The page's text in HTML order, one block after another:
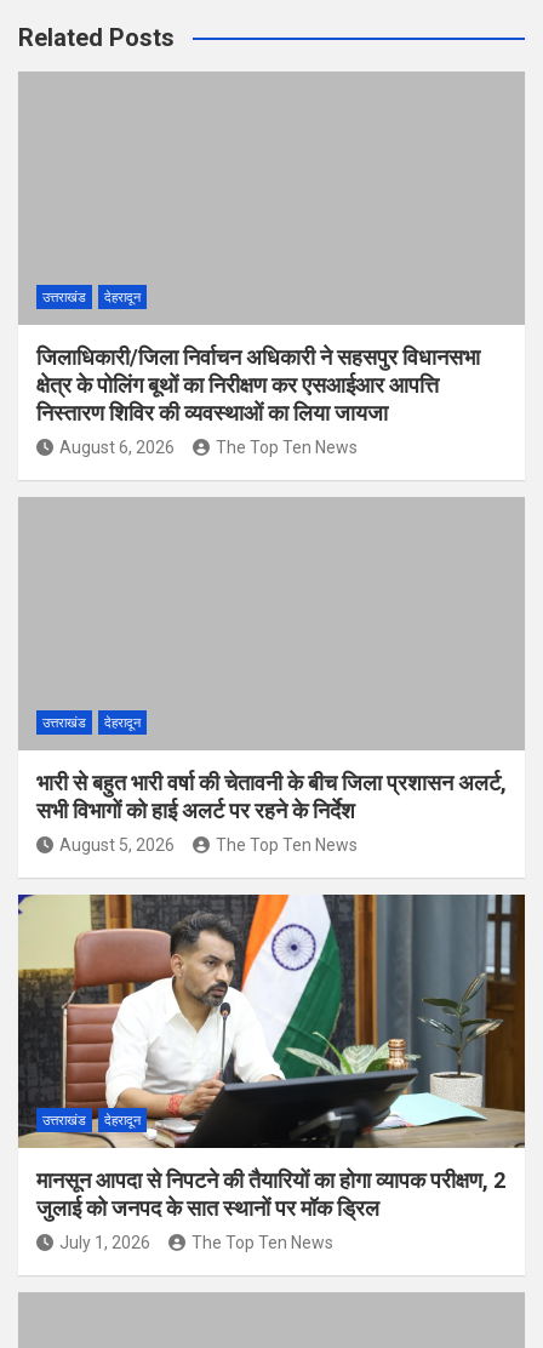
Related Posts
उत्तराखंड देहरादून
जिलाधिकारी/जिला निर्वाचन अधिकारी ने सहसपुर विधानसभा
क्षेत्र के पोलिंग बूथों का निरीक्षण कर एसआईआर आपत्ति
निस्तारण शिविर की व्यवस्थाओं का लिया जायजा
August 6, 2026 The Top Ten News
उत्तराखंड देहरादून
भारी से बहुत भारी वर्षा की चेतावनी के बीच जिला प्रशासन अलर्ट,
सभी विभागों को हाई अलर्ट पर रहने के निर्देश
August 5, 2026 The Top Ten News
उत्तराखंड देहरादून
मानसून आपदा से निपटने की तैयारियों का होगा व्यापक परीक्षण, 2
जुलाई को जनपद के सात स्थानों पर मॉक ड्रिल
July 1, 2026 The Top Ten News